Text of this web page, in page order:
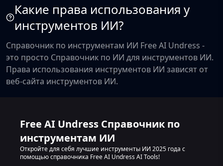
Какие права использования у
инструментов ИИ?
Справочник по инструментам ИИ Free AI Undress -
это просто Справочник по ИИ для инструментов ИИ.
Права использования инструментов ИИ зависят от
веб-сайта инструментов ИИ.
Free AI Undress Справочник по
инструментам ИИ
Откройте для себя лучшие инструменты ИИ 2025 года с
помощью справочника Free AI Undress AI Tools!